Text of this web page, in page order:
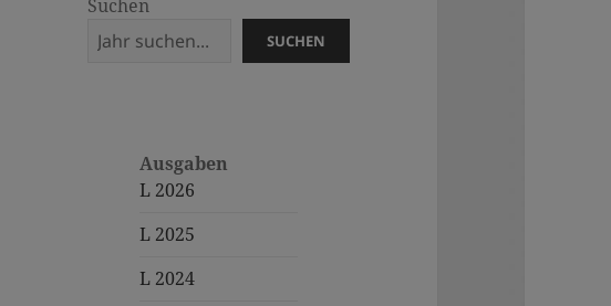
Suchen
SUCHEN
Ausgaben
L 2026
L 2025
L 2024